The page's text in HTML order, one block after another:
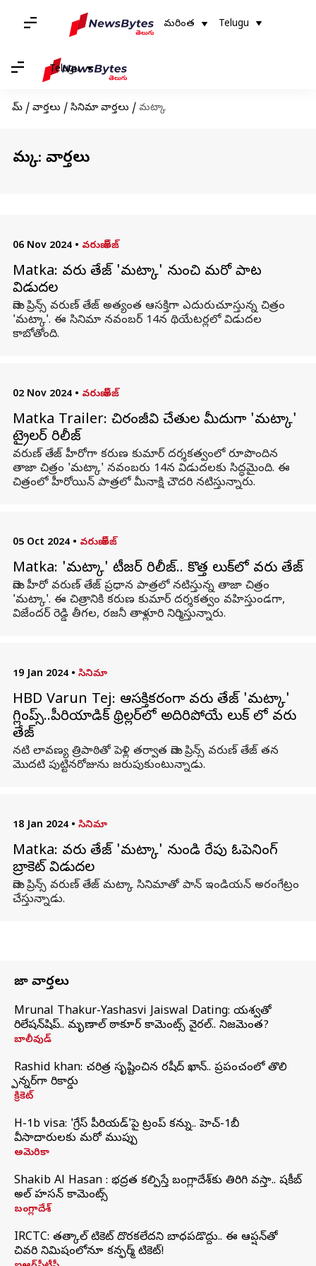
మరింత Telugu
Telugu
హోమ్ / వార్తలు / సినిమా వార్తలు / మట్కా
మట్కా: వార్తలు
06 Nov 2024 • వరుణ్ తేజ్
Matka: వరుణ్‌ తేజ్‌ 'మట్కా' నుంచి మరో పాట
విడుదల
మెగా ప్రిన్స్ వరుణ్ తేజ్ అత్యంత ఆసక్తిగా ఎదురుచూస్తున్న చిత్రం
'మట్కా'. ఈ సినిమా నవంబర్ 14న థియేటర్లలో విడుదల
కాబోతోంది.
02 Nov 2024 • వరుణ్ తేజ్
Matka Trailer: చిరంజీవి చేతుల మీదుగా 'మట్కా'
ట్రైలర్‌ రిలీజ్
వరుణ్‌ తేజ్‌ హీరోగా కరుణ కుమార్‌ దర్శకత్వంలో రూపొందిన
తాజా చిత్రం 'మట్కా' నవంబరు 14న విడుదలకు సిద్ధమైంది. ఈ
చిత్రంలో హీరోయిన్‌ పాత్రలో మీనాక్షి చౌదరి నటిస్తున్నారు.
05 Oct 2024 • వరుణ్ తేజ్
Matka: 'మట్కా' టీజర్ రిలీజ్.. కొత్త లుక్‌లో వరుణ్ తేజ్
మెగా హీరో వరుణ్ తేజ్ ప్రధాన పాత్రలో నటిస్తున్న తాజా చిత్రం
'మట్కా'. ఈ చిత్రానికి కరుణ కుమార్ దర్శకత్వం వహిస్తుండగా,
విజేందర్ రెడ్డి తీగల, రజనీ తాళ్లూరి నిర్మిస్తున్నారు.
19 Jan 2024 • సినిమా
HBD Varun Tej: ఆసక్తికరంగా వరుణ్ తేజ్ 'మట్కా'
గ్లింప్స్..పీరియాడిక్ థ్రిల్లర్‌‌లో అదిరిపోయే లుక్ లో వరుణ్
తేజ్
నటి లావణ్య త్రిపాఠితో పెళ్లి తర్వాత మెగా ప్రిన్స్ వరుణ్ తేజ్ తన
మొదటి పుట్టినరోజును జరుపుకుంటున్నాడు.
18 Jan 2024 • సినిమా
Matka: వరుణ్ తేజ్ 'మట్కా' నుండి రేపు ఓపెనింగ్
బ్రాకెట్ విడుదల
మెగా ప్రిన్స్ వరుణ్ తేజ్ మట్కా సినిమాతో పాన్ ఇండియన్ అరంగేట్రం
చేస్తున్నాడు.
తాజా వార్తలు
Mrunal Thakur-Yashasvi Jaiswal Dating: యశస్వితో
రిలేషన్‌షిప్.. మృణాల్ ఠాకూర్ కామెంట్స్ వైరల్.. నిజమెంత?
బాలీవుడ్
Rashid khan: చరిత్ర సృష్టించిన రషీద్ ఖాన్.. ప్రపంచంలో తొలి
స్పిన్నర్‌గా రికార్డు
క్రికెట్
H-1b visa: 'గ్రేస్‌ పీరియడ్‌'పై ట్రంప్‌ కన్ను.. హెచ్‌-1బీ
వీసాదారులకు మరో ముప్పు
అమెరికా
Shakib Al Hasan : భద్రత కల్పిస్తే బంగ్లాదేశ్‌కు తిరిగి వస్తా.. షకీబ్
అల్ హసన్ కామెంట్స్
బంగ్లాదేశ్
IRCTC: తత్కాల్ టికెట్ దొరకలేదని బాధపడొద్దు.. ఈ ఆప్షన్‌తో
చివరి నిమిషంలోనూ కన్ఫర్మ్ టికెట్!